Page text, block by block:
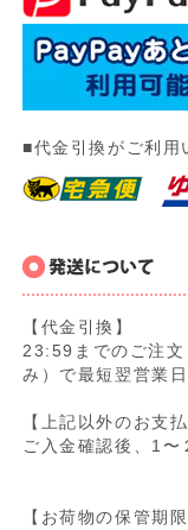
■代金引換がご利用
【代金引換】
23:59までのご注文
み）で最短翌営業
【上記以外のお支
ご入金確認後、1〜
【お荷物の保管期